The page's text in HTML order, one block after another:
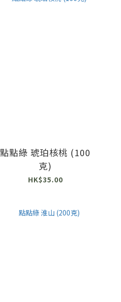
點點綠 琥珀核桃 (100
克)
HK$35.00